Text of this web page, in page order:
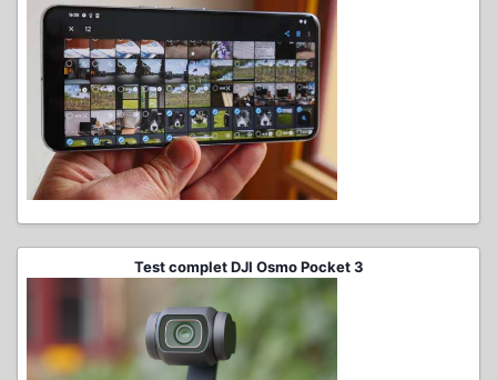
Test complet DJI Osmo Pocket 3